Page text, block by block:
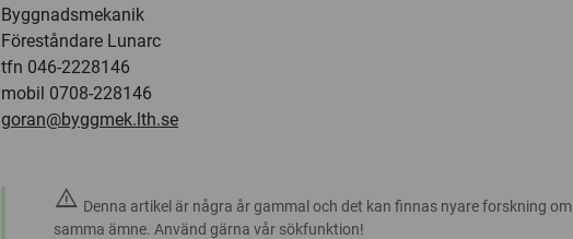
Byggnadsmekanik
Föreståndare Lunarc
tfn 046-2228146
mobil 0708-228146
goran@byggmek.lth.se
warning Denna artikel är några år gammal och det kan finnas nyare forskning om
samma ämne. Använd gärna vår sökfunktion!